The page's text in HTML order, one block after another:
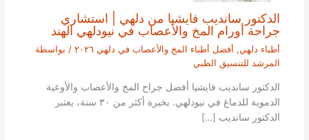
الدكتور سانديب فايشيا من دلهي | استشاري
جراحة أورام المخ والأعصاب في نيودلهي الهند
أطباء دلهي, أفضل أطباء المخ والأعصاب في دلهي ٢٠٢٦
/ بواسطة
المرشد للتنسيق الطبي
الدكتور سانديب فايشيا أفضل جراح المخ والأعصاب والأوعية
الدموية للدماغ في نيودلهي. بخبرة أكثر من ٣٠ سنة، يعتبر
الدكتور سانديب […]